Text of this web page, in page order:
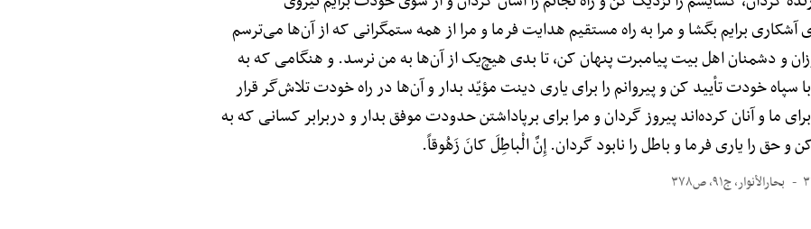
آشکاری برایم بگشا و مرا به راه مستقیم هدایت فرما و مرا از همه ستمگرانی که از آن‌ها می‌ترسم
و دشمنان اهل بیت پیامبرت پنهان کن، تا بدی هیچ‌یک از آن‌ها به من نرسد. و هنگامی که به
سپاه خودت تأیید کن و پیروانم را برای یاری دینت مؤیّد بدار و آن‌ها در راه خودت تلاش‌گر قرار
ما و آنان کرده‌اند پیروز گردان و مرا برای برپاداشتن حدودت موفق بدار و دربرابر کسانی که به
و حق را یاری فرما و باطل را نابود گردان. إِنَّ الْباطِلَ کانَ زَهُوقاً.
بحارالأنوار، ج۹۱، ص۳۷۸